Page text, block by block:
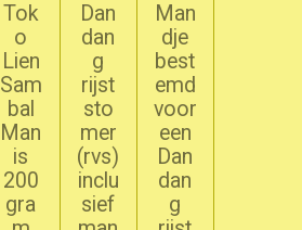
Tok
o
Lien
Sam
bal
Man
is
200
gra
Dan
dan
g
rijst
sto
mer
(rvs)
inclu
sief
Man
dje
best
emd
voor
een
Dan
dan
g